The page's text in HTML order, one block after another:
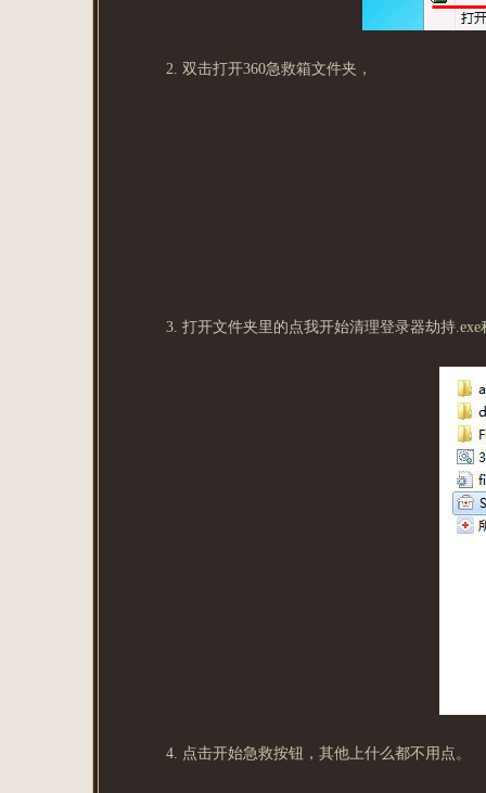
2. 双击打开360急救箱文件夹，
3. 打开文件夹里的点我开始清理登录器劫持.exe
4. 点击开始急救按钮，其他上什么都不用点。